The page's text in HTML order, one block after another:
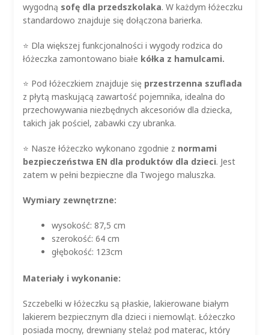
wygodną sofę dla przedszkolaka. W każdym łóżeczku
standardowo znajduje się dołączona barierka.
⭐ Dla większej funkcjonalności i wygody rodzica do
łóżeczka zamontowano białe kółka z hamulcami.
⭐ Pod łóżeczkiem znajduje się przestrzenna szuflada
z płytą maskującą zawartość pojemnika, idealna do
przechowywania niezbędnych akcesoriów dla dziecka,
takich jak pościel, zabawki czy ubranka.
⭐ Nasze łóżeczko wykonano zgodnie z normami
bezpieczeństwa EN dla produktów dla dzieci. Jest
zatem w pełni bezpieczne dla Twojego maluszka.
Wymiary zewnętrzne:
wysokość: 87,5 cm
szerokość: 64 cm
głębokość: 123cm
Materiały i wykonanie:
Szczebelki w łóżeczku są płaskie, lakierowane białym
lakierem bezpiecznym dla dzieci i niemowląt. Łóżeczko
posiada mocny, drewniany stelaż pod materac, który